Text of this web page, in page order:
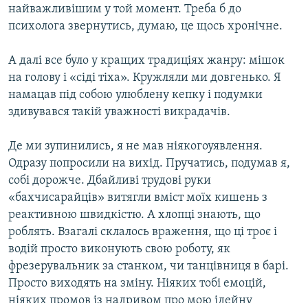
найважливішим у той момент. Треба б до
психолога звернутись, думаю, це щось хронічне.
А далі все було у кращих традиціях жанру: мішок
на голову і «сіді тіха». Кружляли ми довгенько. Я
намацав під собою улюблену кепку і подумки
здивувався такій уважності викрадачів.
Де ми зупинились, я не мав ніякогоуявлення.
Одразу попросили на вихід. Пручатись, подумав я,
собі дорожче. Дбайливі трудові руки
«бахчисарайців» витягли вміст моїх кишень з
реактивною швидкістю. А хлопці знають, що
роблять. Взагалі склалось враження, що ці троє і
водій просто виконують свою роботу, як
фрезерувальник за станком, чи танцівниця в барі.
Просто виходять на зміну. Ніяких тобі емоцій,